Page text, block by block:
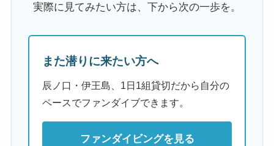
実際に見てみたい方は、下から次の一歩を。
また潜りに来たい方へ
辰ノ口・伊王島、1日1組貸切だから自分の
ペースでファンダイブできます。
ファンダイビングを見る